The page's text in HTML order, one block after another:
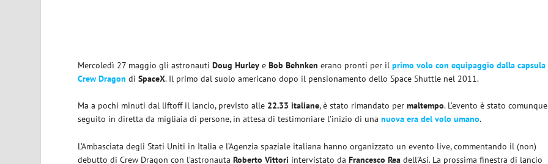
Mercoledì 27 maggio gli astronautiDoug Hurley eBob Behnken erano pronti per ilprimo volo con equipaggio dalla capsula
Crew Dragon diSpaceX. Il primo dal suolo americano dopo il pensionamento dello Space Shuttle nel 2011.
Ma a pochi minuti dal liftoff il lancio, previsto alle 22.33 italiane, è stato rimandato permaltempo. L’evento è stato comunque
seguito in diretta da migliaia di persone, in attesa di testimoniare l’inizio di unanuova era del volo umano.
L’Ambasciata degli Stati Uniti in Italia e l’Agenzia spaziale italiana hanno organizzato un evento live, commentando il (non)
debutto di Crew Dragon con l’astronautaRoberto Vittori intervistato daFrancesco Readell’Asi. La prossima finestra di lancio